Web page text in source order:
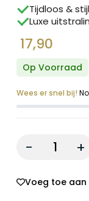
Tijdloos &
Luxe
17,90
Op Voorraad
Wees er snel bij!
Quantity:
Voeg toe